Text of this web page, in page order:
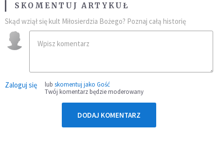
SKOMENTUJ ARTYKUŁ
Skąd wziął się kult Miłosierdzia Bożego? Poznaj całą historię
Zaloguj się lub skomentuj jako Gość
Twój komentarz będzie moderowany
DODAJ KOMENTARZ